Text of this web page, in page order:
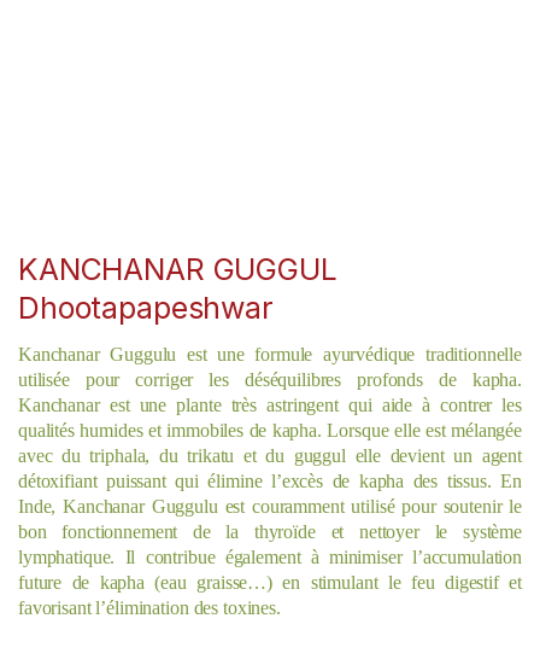
KANCHANAR GUGGUL
Dhootapapeshwar
Kanchanar Guggulu est une formule ayurvédique traditionnelle
utilisée pour corriger les déséquilibres profonds de kapha.
Kanchanar est une plante très astringent qui aide à contrer les
qualités humides et immobiles de kapha. Lorsque elle est mélangée
avec du triphala, du trikatu et du guggul elle devient un agent
détoxifiant puissant qui élimine l’excès de kapha des tissus. En
Inde, Kanchanar Guggulu est couramment utilisé pour soutenir le
bon fonctionnement de la thyroïde et nettoyer le système
lymphatique. Il contribue également à minimiser l’accumulation
future de kapha (eau graisse…) en stimulant le feu digestif et
favorisant l’élimination des toxines.